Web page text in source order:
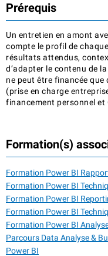
Prérequis
Un entretien en amont
compte le profil de
résultats attendus,
d’adapter le contenu de
ne peut être financée que
(prise en charge
financement personnel et
Formation(s)
Formation Power BI
Formation Power BI
Formation Power BI
Formation Power BI
Formation Power BI
Parcours Data Analyse &
Power BI